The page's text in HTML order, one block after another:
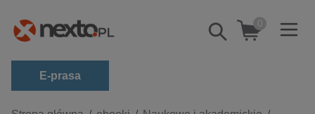
Pokaż/schowaj
wyszukiwarkę
0
E-prasa
Kategorie